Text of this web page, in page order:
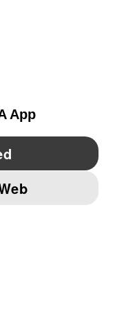
IMPRINT AND LEGAL DATA